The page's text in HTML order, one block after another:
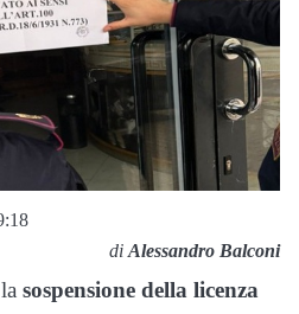
di Alessandro Balconi
sospensione della licenza